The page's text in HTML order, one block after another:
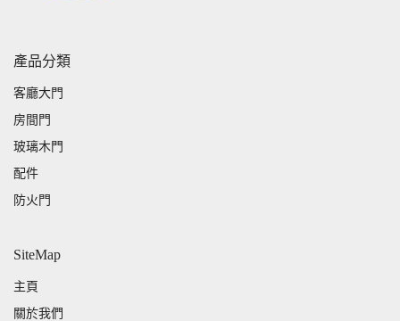
產品分類
客廳大門
房間門
玻璃木門
配件
防火門
SiteMap
主頁
關於我們